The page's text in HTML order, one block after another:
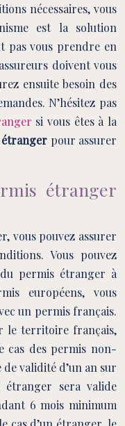
nécessaires, vous
est la solution
pas vous prendre en
doivent vous
ensuite besoin des
N’hésitez pas
si vous êtes à la
étranger pour assurer
étranger
vous pouvez assurer
Vous pouvez
permis étranger à
européens, vous
un permis français.
le territoire français,
cas des permis non-
validité d’un an sur
sera valide
6 mois minimum